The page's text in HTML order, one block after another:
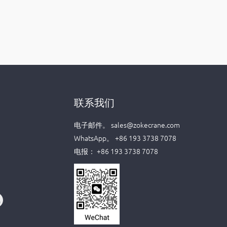
联系我们
电子邮件。 sales@zokecrane.com
WhatsApp。 +86 193 3738 7078
电报： +86 193 3738 7078